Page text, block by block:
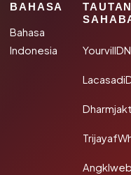
BAHASA
Bahasa
Indonesia